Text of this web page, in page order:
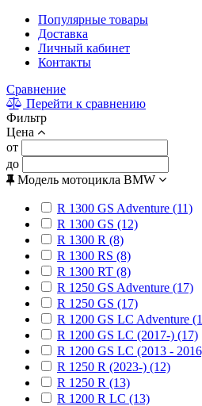
Популярные товары
Доставка
Личный кабинет
Контакты
Сравнение
Перейти к сравнению
Фильтр
Цена
от
до
Модель мотоцикла BMW
R 1300 GS Adventure (11)
R 1300 GS (12)
R 1300 R (8)
R 1300 RS (8)
R 1300 RT (8)
R 1250 GS Adventure (17)
R 1250 GS (17)
R 1200 GS LC Adventure
R 1200 GS LC (2017-) (17)
R 1200 GS LC (2013 -
R 1250 R (2023-) (12)
R 1250 R (13)
R 1200 R LC (13)